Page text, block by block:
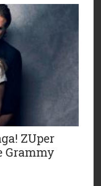
ZUper
Grammy